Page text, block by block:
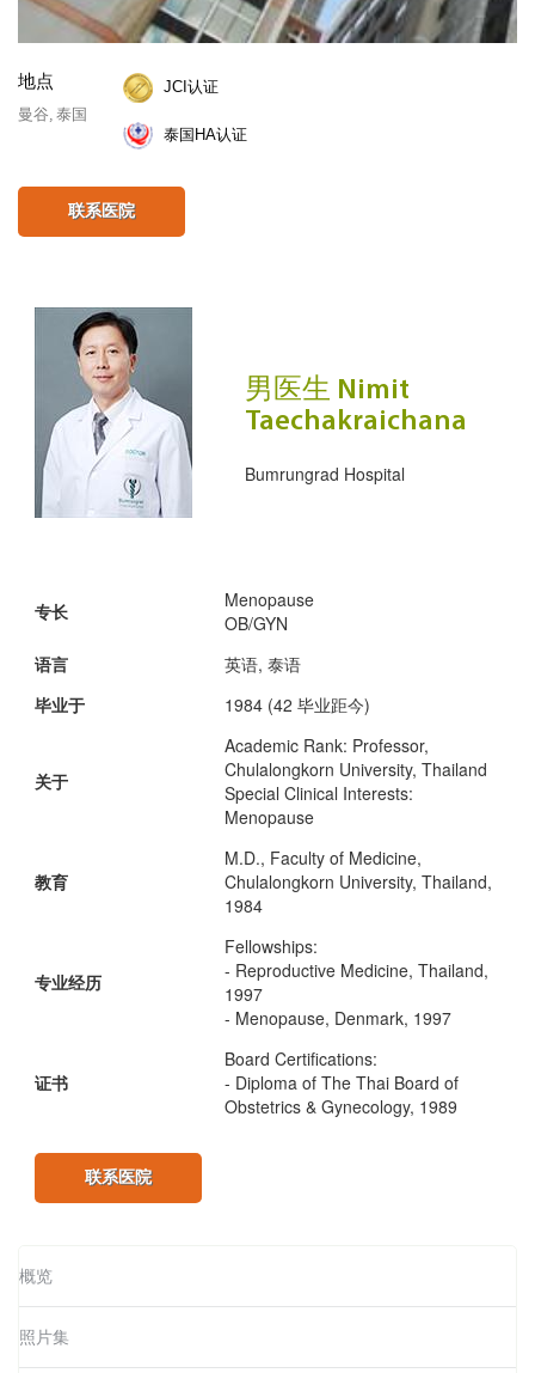
地点
曼谷, 泰国
JCI认证
泰国HA认证
联系医院
男医生 Nimit
Taechakraichana
Bumrungrad Hospital
专长
Menopause
OB/GYN
语言
英语, 泰语
毕业于
1984 (42 毕业距今)
关于
Academic Rank: Professor,
Chulalongkorn University, Thailand
Special Clinical Interests:
Menopause
教育
M.D., Faculty of Medicine,
Chulalongkorn University, Thailand,
1984
专业经历
Fellowships:
- Reproductive Medicine, Thailand,
1997
- Menopause, Denmark, 1997
证书
Board Certifications:
- Diploma of The Thai Board of
Obstetrics & Gynecology, 1989
联系医院
概览
照片集